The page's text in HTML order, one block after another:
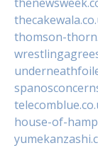
thomson-
house-of-